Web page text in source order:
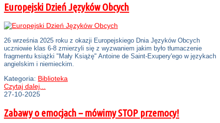
Europejski Dzień Języków Obcych
26 września 2025 roku z okazji Europejskiego Dnia Języków Obcych
uczniowie klas 6-8 zmierzyli się z wyzwaniem jakim było tłumaczenie
fragmentu książki "Mały Książę" Antoine de Saint-Exupery'ego w językach
angielskim i niemieckim.
Kategoria: Biblioteka
Czytaj dalej...
27-10-2025
Zabawy o emocjach – mówimy STOP przemocy!